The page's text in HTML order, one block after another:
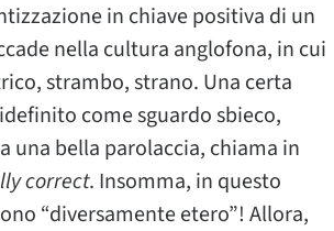
in chiave positiva di un
nella cultura anglofona, in cui
strambo, strano. Una certa
come sguardo sbieco,
una bella parolaccia, chiama in
correct. Insomma, in questo
“diversamente etero”! Allora,